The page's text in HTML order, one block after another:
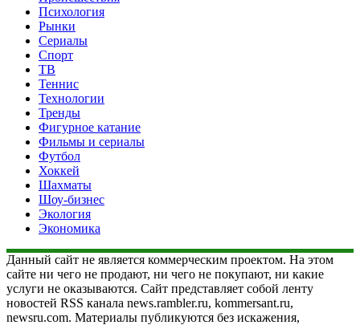
Психология
Рынки
Сериалы
Спорт
ТВ
Теннис
Технологии
Тренды
Фигурное катание
Фильмы и сериалы
Футбол
Хоккей
Шахматы
Шоу-бизнес
Экология
Экономика
Данный сайт не является коммерческим проектом. На этом
сайте ни чего не продают, ни чего не покупают, ни какие
услуги не оказываются. Сайт представляет собой ленту
новостей RSS канала news.rambler.ru, kommersant.ru,
newsru.com. Материалы публикуются без искажения,